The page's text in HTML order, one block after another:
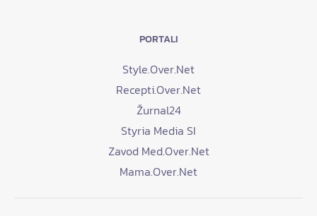
PORTALI
Style.Over.Net
Recepti.Over.Net
Žurnal24
Styria Media SI
Zavod Med.Over.Net
Mama.Over.Net